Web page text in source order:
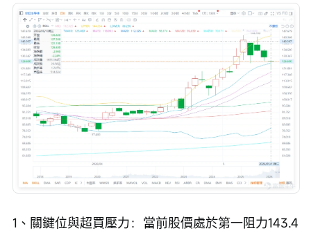
1、關鍵位與超買壓力：當前股價處於第一阻力143.4